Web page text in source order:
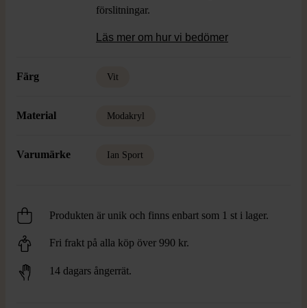
förslitningar.
Läs mer om hur vi bedömer
Färg Vit
Material Modakryl
Varumärke Ian Sport
Produkten är unik och finns enbart som 1 st i lager.
Fri frakt på alla köp över 990 kr.
14 dagars ångerrät.